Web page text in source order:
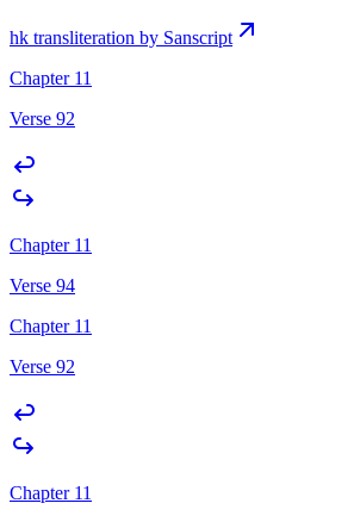
hk transliteration by Sanscript
Chapter 11
Verse 92
Chapter 11
Verse 94
Chapter 11
Verse 92
Chapter 11